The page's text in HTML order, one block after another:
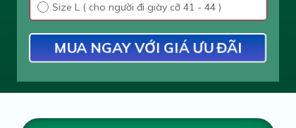
MUA NGAY VỚI GIÁ ƯU ĐÃI
Size L ( cho người đi giày cỡ 41 - 44 )